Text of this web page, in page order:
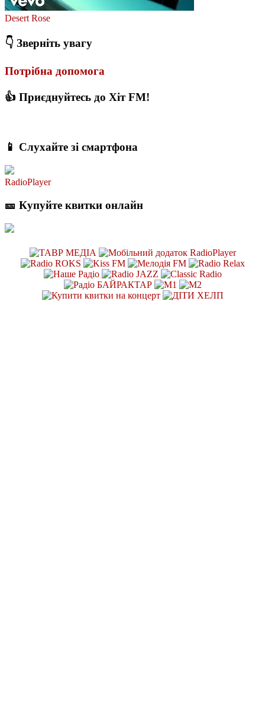
Desert Rose
👇 Зверніть увагу
Потрібна допомога
👍 Приєднуйтесь до Хіт FM!
📱 Слухайте зі смартфона
RadioPlayer
🎫 Купуйте квитки онлайн